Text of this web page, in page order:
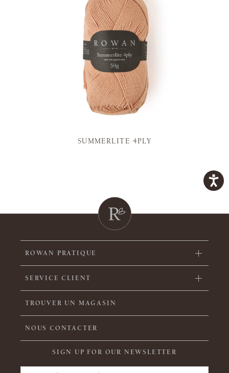
SUMMERLITE 4PLY
ROWAN PRATIQUE
SERVICE CLIENT
TROUVER UN MAGASIN
NOUS CONTACTER
SIGN UP FOR OUR NEWSLETTER